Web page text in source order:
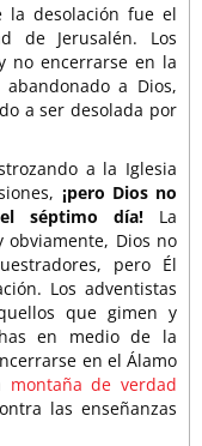
la desolación fue el
de Jerusalén. Los
no encerrarse en la
a Dios,
a ser desolada por
a la Iglesia
¡pero Dios no
séptimo día! La
obviamente, Dios no
pero Él
Los adventistas
que gimen y
en medio de la
en el Álamo
montaña de verdad
las enseñanzas